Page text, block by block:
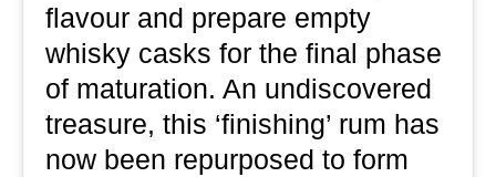
flavour and prepare empty
whisky casks for the final phase
of maturation. An undiscovered
treasure, this ‘finishing’ rum has
now been repurposed to form